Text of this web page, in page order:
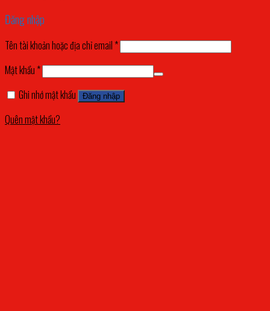
Đăng nhập
Tên tài khoản hoặc địa chỉ email *
Mật khẩu *
Ghi nhớ mật khẩu
Đăng nhập
Quên mật khẩu?